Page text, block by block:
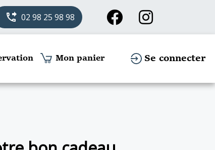
phone_forwarded 02 98 25 98 98
Mon panier Se connecter